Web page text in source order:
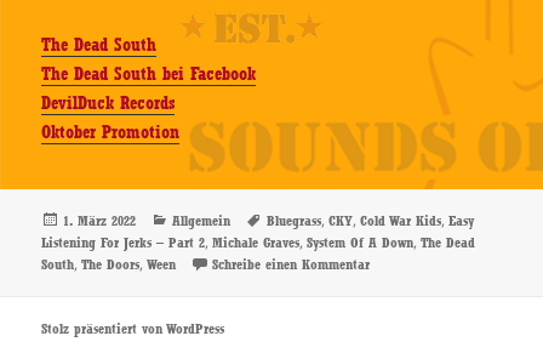
The Dead South
The Dead South bei Facebook
DevilDuck Records
Oktober Promotion
Veröffentlicht
am
1. März 2022 Kategorien
Allgemein Schlagwörter
Bluegrass,CKY,Cold War Kids,Easy
Listening For Jerks – Part 2,Michale Graves,System Of A Down,The Dead
South,The Doors,Ween Schreibe einen Kommentarzu The Dead South – Easy
Stolz präsentiert von WordPress